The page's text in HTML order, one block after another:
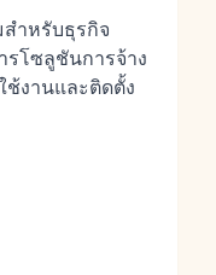
ำหรับธุรกิจ
รโซลูชันการจ้าง
ช้งานและติดตั้ง